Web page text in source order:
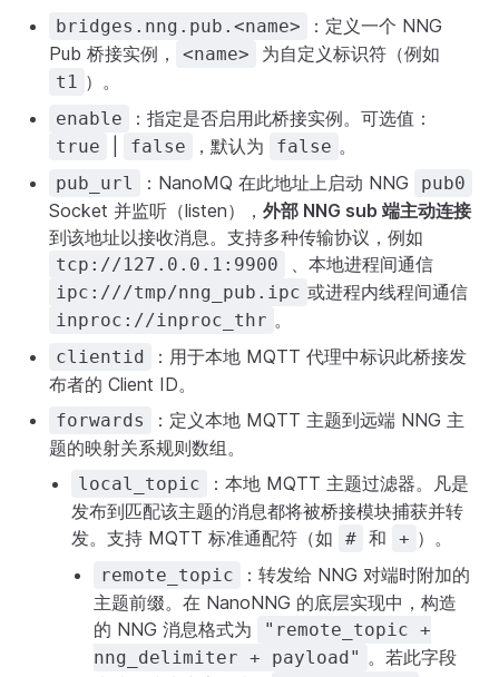
bridges.nng.pub.<name>
：定义一个 NNG
Pub 桥接实例，
<name> 为自定义标识符（例如
t1 ）。
enable ：指定是否启用此桥接实例。可选值：
true false ，默认为 false 。
pub_url ：NanoMQ 在此地址上启动 NNG pub0
Socket 并监听（listen）， 外部 NNG sub 端主动连接
到该地址以接收消息。支持多种传输协议，例如
tcp://127.0.0.1:9900 、本地进程间通信
ipc:///tmp/nng_pub.ipc 或进程内线程间通信
inproc://inproc_thr 。
clientid
：用于本地 MQTT 代理中标识此桥接发
布者的 Client ID。
forwards
：定义本地 MQTT 主题到远端 NNG 主
题的映射关系规则数组。
local_topic
：本地 MQTT 主题过滤器。凡是
发布到匹配该主题的消息都将被桥接模块捕获并转
发。支持 MQTT 标准通配符（如
# 和 + ）。
remote_topic
：转发给 NNG 对端时附加的
主题前缀。在 NanoNNG 的底层实现中，构造
的 NNG 消息格式为
"remote_topic +
nng_delimiter + payload" 。若此字段